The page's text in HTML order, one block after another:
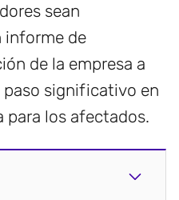
sean
informe de
de la empresa a
paso significativo en
para los afectados.